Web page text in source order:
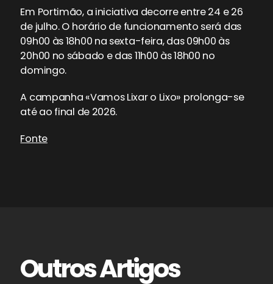
Em Portimão, a iniciativa decorre entre 24 e 26
de julho. O horário de funcionamento será das
09h00 às 18h00 na sexta-feira, das 09h00 às
20h00 no sábado e das 11h00 às 18h00 no
domingo.
A campanha «Vamos Lixar o Lixo» prolonga-se
até ao final de 2026.
Fonte
Outros Artigos